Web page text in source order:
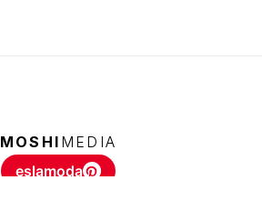
MOSHI MEDIA
eslamoda